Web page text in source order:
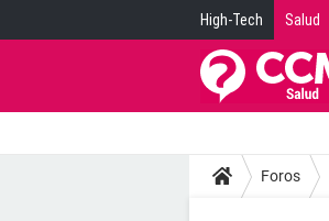
High-Tech Salud
Foros